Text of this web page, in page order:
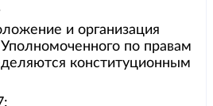
и организация
по правам
конституционным